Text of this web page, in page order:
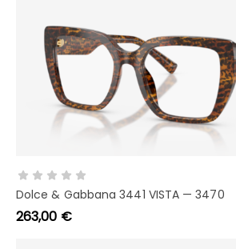
Dolce & Gabbana 3441 VISTA — 3470
263,00 €